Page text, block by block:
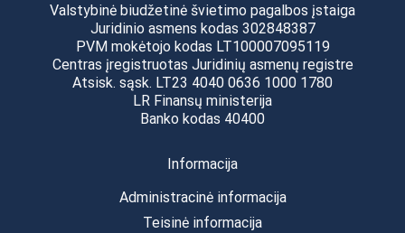
Valstybinė biudžetinė švietimo pagalbos įstaiga
Juridinio asmens kodas 302848387
PVM mokėtojo kodas LT100007095119
Centras įregistruotas Juridinių asmenų registre
Atsisk. sąsk. LT23 4040 0636 1000 1780
LR Finansų ministerija
Banko kodas 40400
Informacija
Administracinė informacija
Teisinė informacija